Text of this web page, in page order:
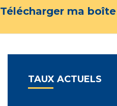
Télécharger ma
TAUX ACTUELS